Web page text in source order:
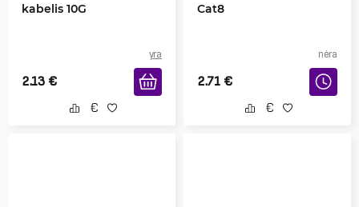
kabelis 10G
yra
2.13 €
Cat8
nėra
2.71 €